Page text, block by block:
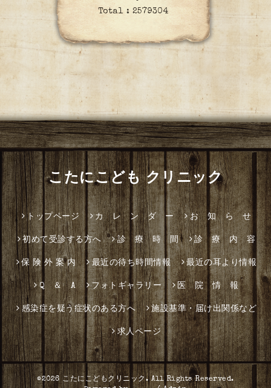
Total : 2579304
こたにこども クリニック
トップページ カ レ ン ダ ー お 知 ら せ
初めて受診する方へ 診 療 時 間 診 療 内 容
保 険 外 案 内 最近の待ち時間情報 最近の耳より情報
Q ＆ A フォトギャラリー 医 院 情 報
感染症を疑う症状のある方へ 施設基準・届け出関係など
求人ページ
©2026こたにこどもクリニック . All Rights Reserved.